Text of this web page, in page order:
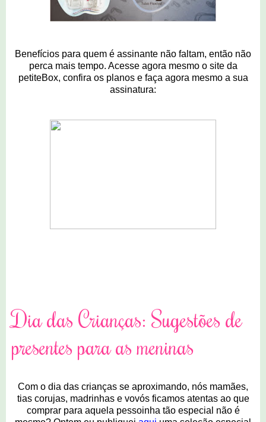
Benefícios para quem é assinante não faltam, então não
perca mais tempo. Acesse agora mesmo o site da
petiteBox, confira os planos e faça agora mesmo a sua
assinatura:
Dia das Crianças: Sugestões de
presentes para as meninas
Com o dia das crianças se aproximando, nós mamães,
tias corujas, madrinhas e vovós ficamos atentas ao que
comprar para aquela pessoinha tão especial não é